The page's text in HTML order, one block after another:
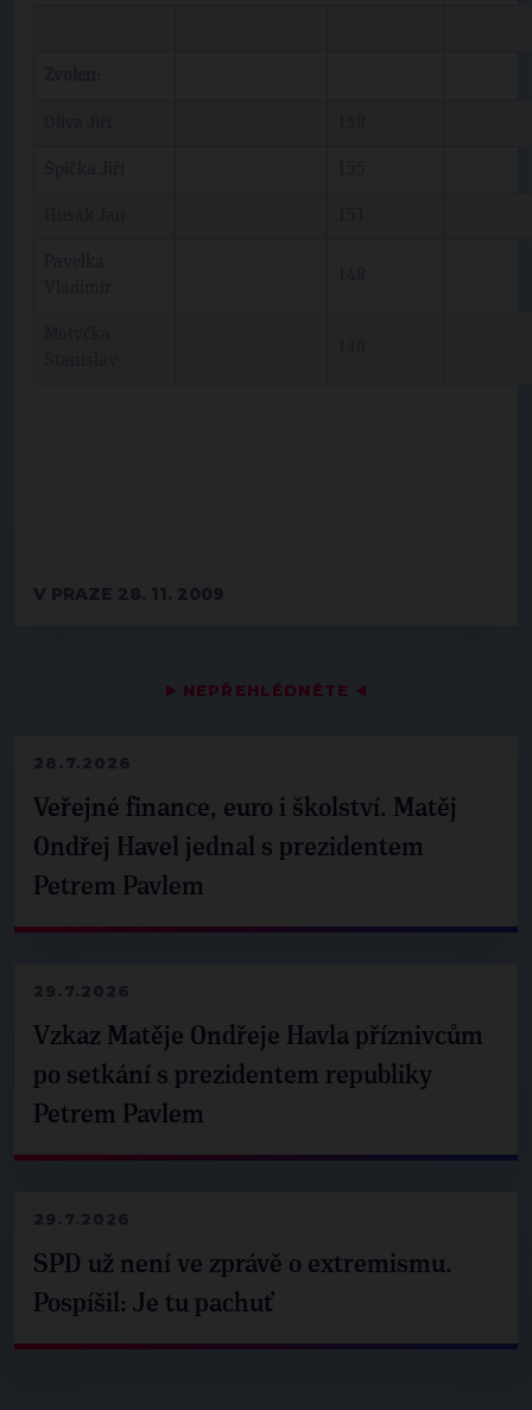
▶ NEPŘEHLÉDNĚTE ◀
28.7.2026
Veřejné finance, euro i školství. Matěj
Ondřej Havel jednal s prezidentem
Petrem Pavlem
29.7.2026
Vzkaz Matěje Ondřeje Havla příznivcům
po setkání s prezidentem republiky
Petrem Pavlem
29.7.2026
SPD už není ve zprávě o extremismu.
Pospíšil: Je tu pachuť
V PRAZE 28. 11. 2009